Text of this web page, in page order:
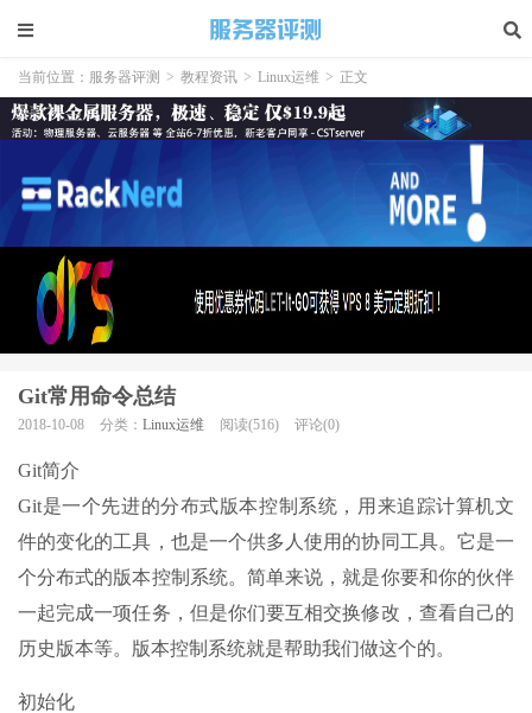
当前位置： 服务器评测 > 教程资讯 > Linux运维 > 正文
Git常用命令总结
2018-10-08 分类： Linux运维 阅读(516) 评论(0)
Git简介
Git是一个先进的分布式版本控制系统，用来追踪计算机文
件的变化的工具，也是一个供多人使用的协同工具。它是一
个分布式的版本控制系统。简单来说，就是你要和你的伙伴
一起完成一项任务，但是你们要互相交换修改，查看自己的
历史版本等。版本控制系统就是帮助我们做这个的。
初始化